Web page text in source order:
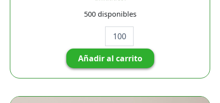
500 disponibles
Añadir al carrito